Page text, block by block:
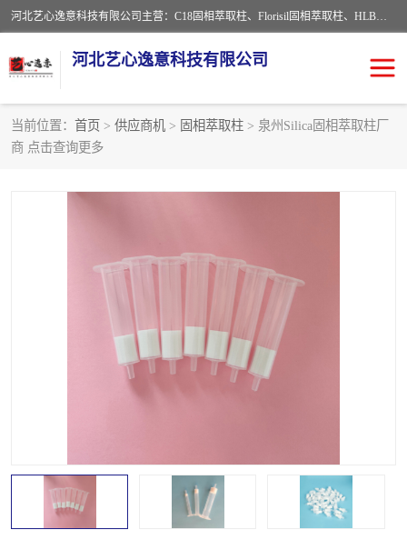
河北艺心逸意科技有限公司主营：C18固相萃取柱、Florisil固相萃取柱、HLB固相萃取柱、MCX固相萃取柱、QuEChERS、固相萃取空柱、针式过滤器 、固相萃取柱、黄曲霉毒素亲和柱。全国咨询热线：18630105913。河北艺心逸意科技有限公司接受来样定做，我们秉承着“顾客至上，锐意进取”的经营理念，坚持客户至上的原则为广大客户提供优质的服务，欢迎广大客户惠顾！免费咨询！
河北艺心逸意科技有限公司
当前位置： 首页 > 供应商机 > 固相萃取柱 > 泉州Silica固相萃取柱厂
商 点击查询更多
固相萃取柱
离子色谱预处理柱
ELISA试剂盒 过滤器/滤膜
多功能净化柱 SPE配件
96孔板